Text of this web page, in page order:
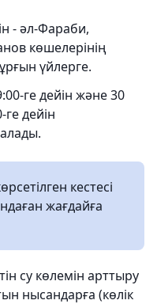
- әл-Фараби,
көшелерінің
үйлерге.
ге дейін және 30
дейін
кестесі
жағдайға
су көлемін арттыру
нысандарға (көлік